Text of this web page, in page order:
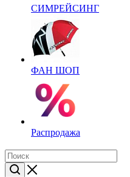
СИМРЕЙСИНГ
ФАН ШОП
Распродажа